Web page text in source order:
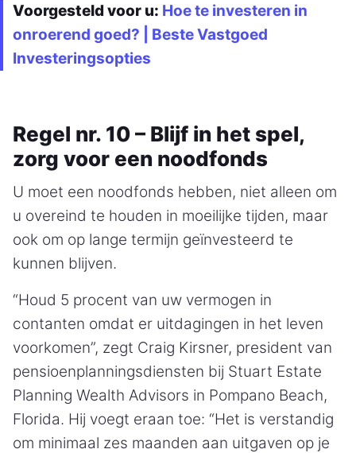
Voorgesteld voor u: Hoe te investeren in
onroerend goed? | Beste Vastgoed
Investeringsopties
Regel nr. 10 – Blijf in het spel,
zorg voor een noodfonds
U moet een noodfonds hebben, niet alleen om
u overeind te houden in moeilijke tijden, maar
ook om op lange termijn geïnvesteerd te
kunnen blijven.
“Houd 5 procent van uw vermogen in
contanten omdat er uitdagingen in het leven
voorkomen”, zegt Craig Kirsner, president van
pensioenplanningsdiensten bij Stuart Estate
Planning Wealth Advisors in Pompano Beach,
Florida. Hij voegt eraan toe: “Het is verstandig
om minimaal zes maanden aan uitgaven op je